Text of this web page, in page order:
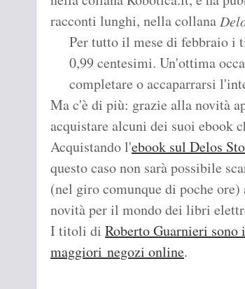
racconti lunghi, nella collana
Per tutto il mese di febbraio i
0,99 centesimi. Un'ottima
completare o accaparrarsi
Ma c'è di più: grazie alla novità
acquistare alcuni dei suoi ebook
Acquistando l'ebook sul Delos
questo caso non sarà possibile
(nel giro comunque di poche
novità per il mondo dei libri
I titoli di Roberto Guarnieri sono
maggiori negozi online.